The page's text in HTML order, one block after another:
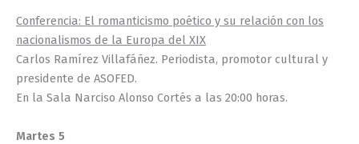
Conferencia: El romanticismo poético y su relación con los
nacionalismos de la Europa del XIX
Carlos Ramírez Villafáñez. Periodista, promotor cultural y
presidente de ASOFED.
En la Sala Narciso Alonso Cortés a las 20:00 horas.
Martes 5